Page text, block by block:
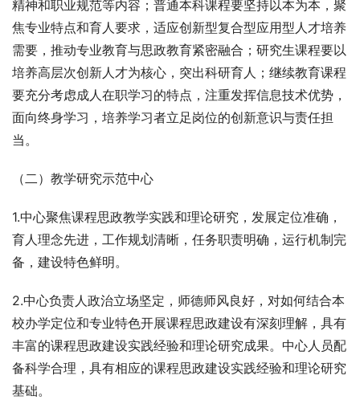
精神和职业规范等内容；普通本科课程要坚持以本为本，聚
焦专业特点和育人要求，适应创新型复合型应用型人才培养
需要，推动专业教育与思政教育紧密融合；研究生课程要以
培养高层次创新人才为核心，突出科研育人；继续教育课程
要充分考虑成人在职学习的特点，注重发挥信息技术优势，
面向终身学习，培养学习者立足岗位的创新意识与责任担
当。
（二）教学研究示范中心
1.中心聚焦课程思政教学实践和理论研究，发展定位准确，
育人理念先进，工作规划清晰，任务职责明确，运行机制完
备，建设特色鲜明。
2.中心负责人政治立场坚定，师德师风良好，对如何结合本
校办学定位和专业特色开展课程思政建设有深刻理解，具有
丰富的课程思政建设实践经验和理论研究成果。中心人员配
备科学合理，具有相应的课程思政建设实践经验和理论研究
基础。